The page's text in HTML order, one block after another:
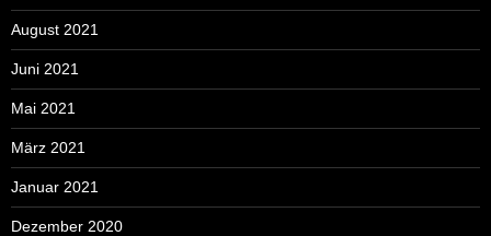
August 2021
Juni 2021
Mai 2021
März 2021
Januar 2021
Dezember 2020